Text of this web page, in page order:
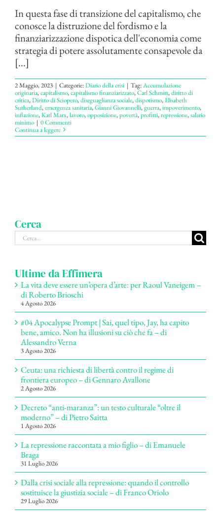
In questa fase di transizione del capitalismo, che
conosce la distruzione del fordismo e la
finanziarizzazione dispotica dell'economia come
strategia di potere assolutamente consapevole da
[...]
2 Maggio, 2023 | Categorie:Diario della crisi | Tag:Accumulazione
originaria,capitalismo,capitalismo finanziarizzato,Carl Schmitt,diritto di
critica,Diritto di Sciopero,diseguaglianza sociale,dispotismo,Elisabeth
Sutherland,emergenza sanitaria,Gianni Giovannelli,guerra,impoverimento,
inflazione,Karl Marx,lavoro,opposizione,povertà,profitti,repressione,salario
minimo | 0 Commenti
Continua a leggere
Cerca
Cerca
per:
Ultime da Effimera
La vita deve essere un’opera d’arte: per Raoul Vaneigem –
di Roberto Brioschi
4 Agosto 2026
#04 Apocalypse Prompt | Sai, quel tipo, Jay, ha capito
bene, amico. Non ha illusioni su ciò che fa – di
Alessandro Verna
3 Agosto 2026
Ceuta: una richiesta di libertà contro il regime di
frontiera europeo – di Gennaro Avallone
2 Agosto 2026
Decreto “anti-maranza”: un testo culturale “oltre il
moderno” – di Pietro Saitta
1 Agosto 2026
La repressione raccontata a mio figlio – di Emanuele
Braga
31 Luglio 2026
Dalla crisi sociale alla repressione: quando il controllo
sostituisce la giustizia sociale – di Franco Oriolo
29 Luglio 2026